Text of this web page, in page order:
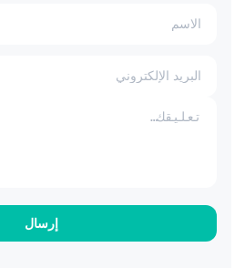
إرسال